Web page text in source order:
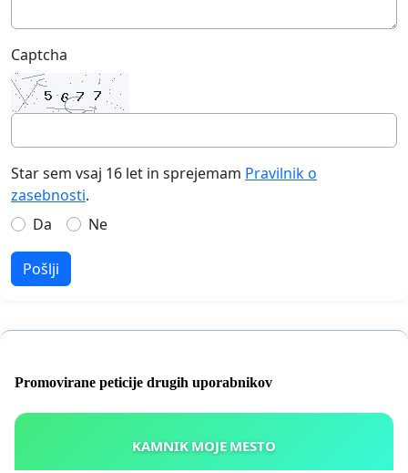
Captcha
Star sem vsaj 16 let in sprejemam Pravilnik o
zasebnosti.
Da
Ne
Pošlji
Promovirane peticije drugih uporabnikov
KAMNIK MOJE MESTO